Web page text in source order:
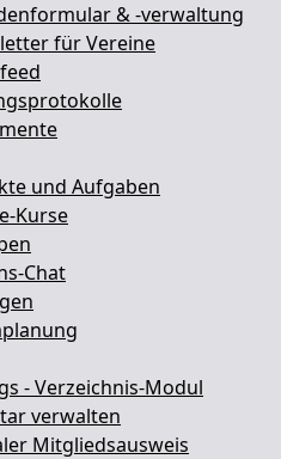
& -verwaltung
für Vereine
und Aufgaben
Kurse
Chat
- Verzeichnis-Modul
verwalten
Mitgliedsausweis